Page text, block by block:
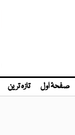
صفحۂ اول تازہ ترین